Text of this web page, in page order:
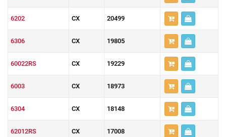
6202 CX 20499
6306 CX 19805
60022RS CX 19229
6003 CX 18973
6304 CX 18148
62012RS CX 17008